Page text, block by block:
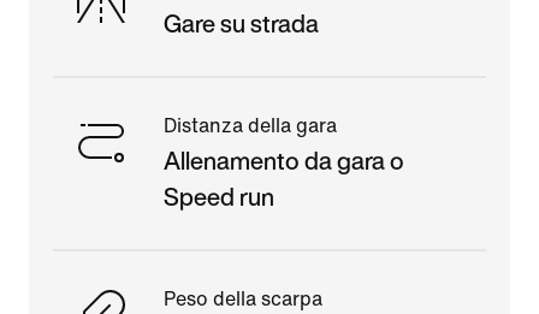
Gare su strada
Distanza della gara
Allenamento da gara o
Speed run
Peso della scarpa